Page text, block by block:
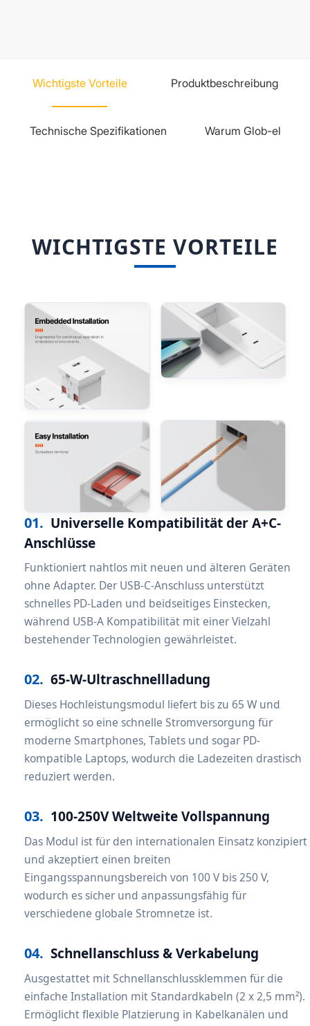
Wichtigste Vorteile Produktbeschreibung
Technische Spezifikationen Warum Glob-el
WICHTIGSTE VORTEILE
01. Universelle Kompatibilität der A+C-
Anschlüsse
Funktioniert nahtlos mit neuen und älteren Geräten
ohne Adapter. Der USB-C-Anschluss unterstützt
schnelles PD-Laden und beidseitiges Einstecken,
während USB-A Kompatibilität mit einer Vielzahl
bestehender Technologien gewährleistet.
02. 65-W-Ultraschnellladung
Dieses Hochleistungsmodul liefert bis zu 65 W und
ermöglicht so eine schnelle Stromversorgung für
moderne Smartphones, Tablets und sogar PD-
kompatible Laptops, wodurch die Ladezeiten drastisch
reduziert werden.
03. 100-250V Weltweite Vollspannung
Das Modul ist für den internationalen Einsatz konzipiert
und akzeptiert einen breiten
Eingangsspannungsbereich von 100 V bis 250 V,
wodurch es sicher und anpassungsfähig für
verschiedene globale Stromnetze ist.
04. Schnellanschluss & Verkabelung
Ausgestattet mit Schnellanschlussklemmen für die
einfache Installation mit Standardkabeln (2 x 2,5 mm²).
Ermöglicht flexible Platzierung in Kabelkanälen und